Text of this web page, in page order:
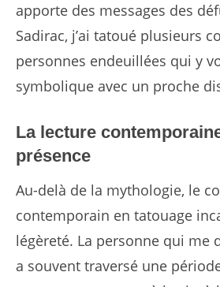
apporte des messages des
Sadirac, j’ai tatoué plusieurs
personnes endeuillées qui y
symbolique avec un proche
La lecture
présence
Au-delà de la mythologie, le
contemporain en tatouage
légèreté. La personne qui me
a souvent traversé une